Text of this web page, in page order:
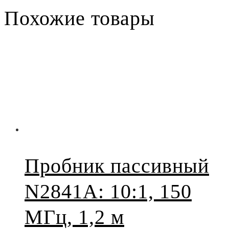
Похожие товары
Пробник пассивный
N2841A: 10:1, 150
МГц, 1,2 м